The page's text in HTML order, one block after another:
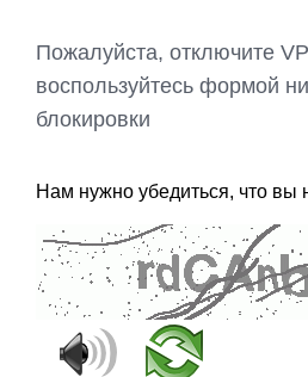
Пожалуйста, отключите
воспользуйтесь формой
блокировки
Нам нужно убедиться, что вы